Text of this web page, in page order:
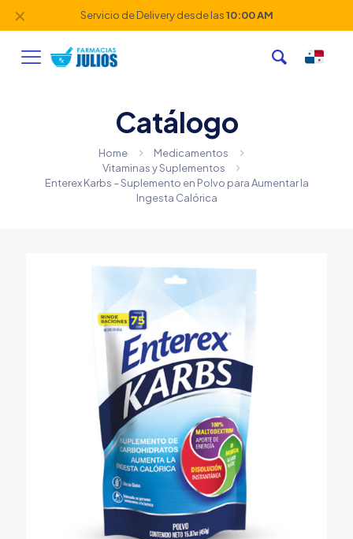
Servicio de Delivery desde las10:00 AM
✕
Catálogo
Home
Medicamentos
Vitaminas y Suplementos
Enterex Karbs – Suplemento en Polvo para Aumentar la
Ingesta Calórica